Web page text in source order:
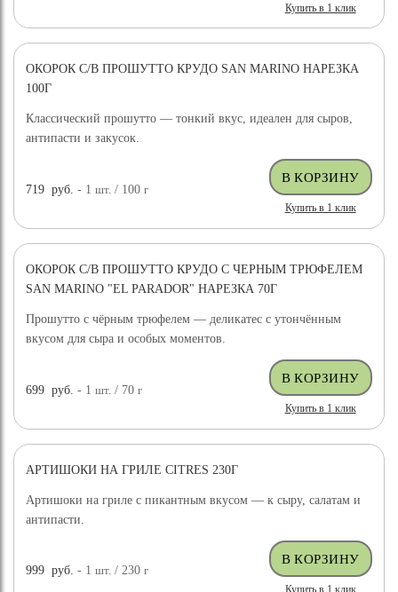
Купить в 1 клик
ОКОРОК С/В ПРОШУТТО КРУДО SAN MARINO НАРЕЗКА
100Г
Классический прошутто — тонкий вкус, идеален для сыров,
антипасти и закусок.
719 руб. - 1шт. / 100г
Купить в 1 клик
ОКОРОК С/В ПРОШУТТО КРУДО С ЧЕРНЫМ ТРЮФЕЛЕМ
SAN MARINO "EL PARADOR" НАРЕЗКА 70Г
Прошутто с чёрным трюфелем — деликатес с утончённым
вкусом для сыра и особых моментов.
699 руб. - 1шт. / 70г
Купить в 1 клик
АРТИШОКИ НА ГРИЛЕ CITRES 230Г
Артишоки на гриле с пикантным вкусом — к сыру, салатам и
антипасти.
999 руб. - 1шт. / 230г
Купить в 1 клик